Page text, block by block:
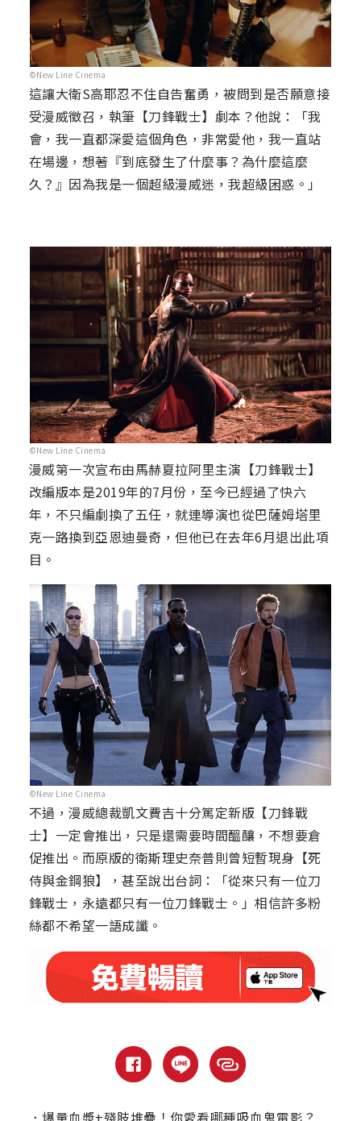
©New Line Cinema
這讓大衛S高耶忍不住自告奮勇，被問到是否願意接
受漫威徵召，執筆【刀鋒戰士】劇本？他說：「我
會，我一直都深愛這個角色，非常愛他，我一直站
在場邊，想著『到底發生了什麼事？為什麼這麼
久？』因為我是一個超級漫威迷，我超級困惑。」
©New Line Cinema
漫威第一次宣布由馬赫夏拉阿里主演【刀鋒戰士】
改編版本是2019年的7月份，至今已經過了快六
年，不只編劇換了五任，就連導演也從巴薩姆塔里
克一路換到亞恩迪曼奇，但他已在去年6月退出此項
目。
©New Line Cinema
不過，漫威總裁凱文費吉十分篤定新版【刀鋒戰
士】一定會推出，只是還需要時間醞釀，不想要倉
促推出。而原版的衛斯理史奈普則曾短暫現身【死
侍與金鋼狼】，甚至說出台詞：「從來只有一位刀
鋒戰士，永遠都只有一位刀鋒戰士。」相信許多粉
絲都不希望一語成讖。